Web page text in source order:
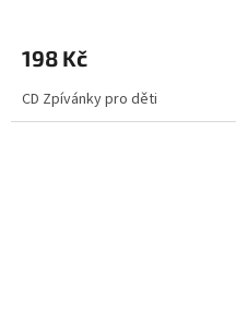
198 Kč
CD Zpívánky pro děti